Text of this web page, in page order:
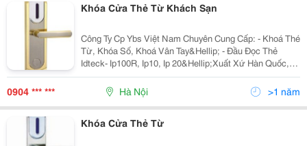
Khóa Cửa Thẻ Từ Khách Sạn
Công Ty Cp Ybs Việt Nam Chuyên Cung Cấp: - Khoá Thé
Từ, Khóa Số, Khoá Vân Tay&Hellip; - Đầu Đọc Thẻ
Idteck- Ip100R, Ip10, Ip 20&Hellip;Xuất Xứ Hàn Quốc,
Kiểm Soát Ra Vào Cho Thang Máy. - Thẻ Atm, Thẻ Sinh
Viên&Hellip;Chúng Tôi Luôn Mang Đến
0904 *** *** Hà Nội >1 năm
Khóa Cửa Thẻ Từ